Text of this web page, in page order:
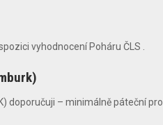
vyhodnocení Poháru ČLS .
– minimálně páteční